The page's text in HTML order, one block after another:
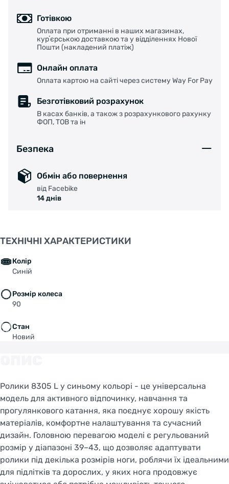
Готівкою
Оплата при отриманні в наших магазинах,
курʼєрською доставкою та у відділеннях Нової
Пошти (накладений платіж)
Онлайн оплата
Оплата картою на сайті через систему Way For Pay
Безготівковий розрахунок
В касах банків, а також з розрахункового рахунку
ФОП, ТОВ та ін
Безпека
Обмін або повернення
від Facebike
14 днів
ТЕХНІЧНІ ХАРАКТЕРИСТИКИ
Колір
Синій
Розмір колеса
90
Стан
Новий
Ролики 8305 L у синьому кольорі - це універсальна
модель для активного відпочинку, навчання та
прогулянкового катання, яка поєднує хорошу якість
матеріалів, комфортне налаштування та сучасний
дизайн. Головною перевагою моделі є регульований
розмір у діапазоні 39–43, що дозволяє адаптувати
ролики під декілька розмірів ноги, роблячи їх ідеальними
для підлітків та дорослих, у яких нога продовжує